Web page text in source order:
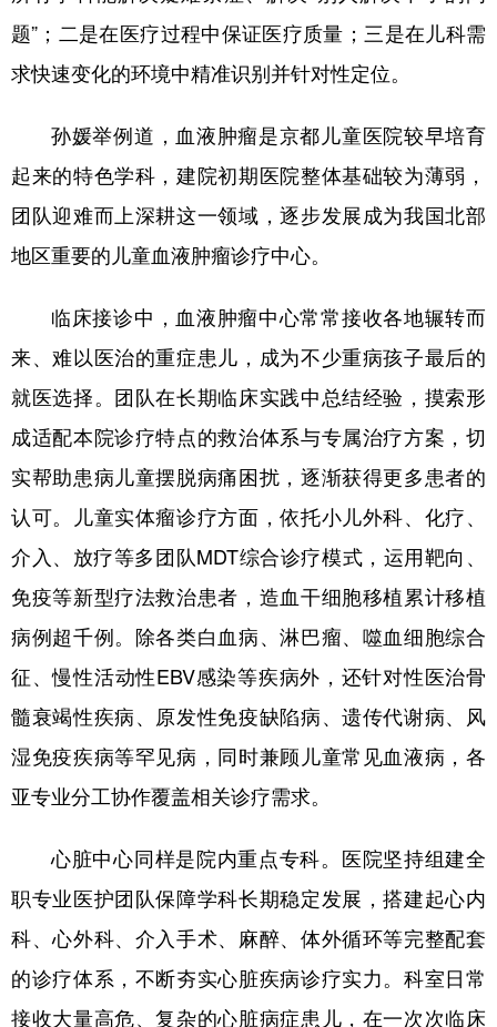
题”；二是在医疗过程中保证医疗质量；三是在儿科需
求快速变化的环境中精准识别并针对性定位。
孙媛举例道，血液肿瘤是京都儿童医院较早培育
起来的特色学科，建院初期医院整体基础较为薄弱，
团队迎难而上深耕这一领域，逐步发展成为我国北部
地区重要的儿童血液肿瘤诊疗中心。
临床接诊中，血液肿瘤中心常常接收各地辗转而
来、难以医治的重症患儿，成为不少重病孩子最后的
就医选择。团队在长期临床实践中总结经验，摸索形
成适配本院诊疗特点的救治体系与专属治疗方案，切
实帮助患病儿童摆脱病痛困扰，逐渐获得更多患者的
认可。儿童实体瘤诊疗方面，依托小儿外科、化疗、
介入、放疗等多团队MDT综合诊疗模式，运用靶向、
免疫等新型疗法救治患者，造血干细胞移植累计移植
病例超千例。除各类白血病、淋巴瘤、噬血细胞综合
征、慢性活动性EBV感染等疾病外，还针对性医治骨
髓衰竭性疾病、原发性免疫缺陷病、遗传代谢病、风
湿免疫疾病等罕见病，同时兼顾儿童常见血液病，各
亚专业分工协作覆盖相关诊疗需求。
心脏中心同样是院内重点专科。医院坚持组建全
职专业医护团队保障学科长期稳定发展，搭建起心内
科、心外科、介入手术、麻醉、体外循环等完整配套
的诊疗体系，不断夯实心脏疾病诊疗实力。科室日常
接收大量高危、复杂的心脏病症患儿，在一次次临床